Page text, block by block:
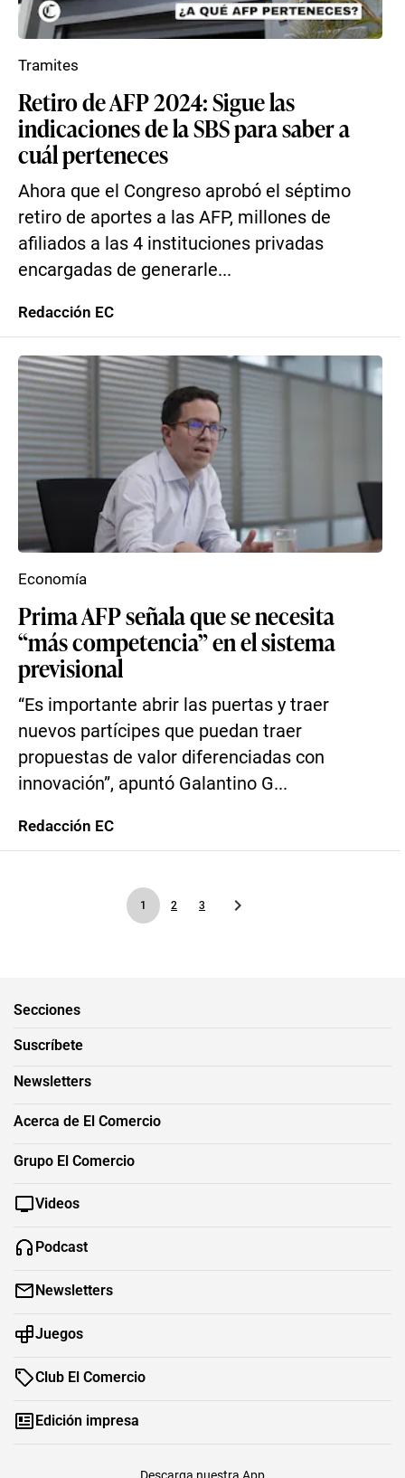
Retiro de AFP 2024: Sigue las
indicaciones de la SBS para saber a
cuál perteneces
Ahora que el Congreso aprobó el séptimo
retiro de aportes a las AFP, millones de
afiliados a las 4 instituciones privadas
encargadas de generarle...
Tramites
Redacción EC
Prima AFP señala que se necesita
“más competencia” en el sistema
previsional
“Es importante abrir las puertas y traer
nuevos partícipes que puedan traer
propuestas de valor diferenciadas con
innovación”, apuntó Galantino G...
Economía
Redacción EC
1 2 3
Secciones
Suscríbete
Newsletters
Acerca de El Comercio
Grupo El Comercio
Videos
Podcast
Newsletters
Juegos
Club El Comercio
Edición impresa
Descarga nuestra App